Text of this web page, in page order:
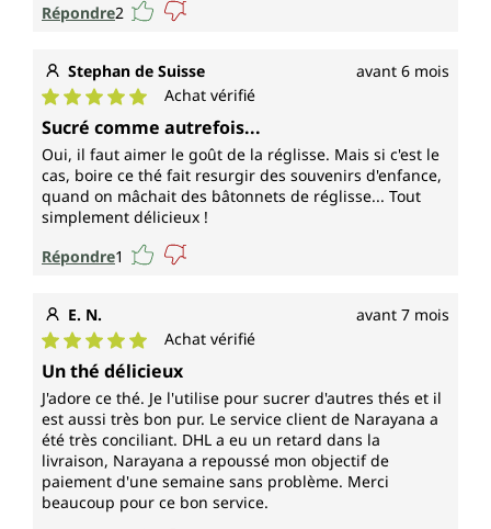
Répondre2
Stephan de Suisse avant 6 mois
Note moyenne de 5 sur 5 étoiles
Achat vérifié
Sucré comme autrefois...
Oui, il faut aimer le goût de la réglisse. Mais si c'est le
cas, boire ce thé fait resurgir des souvenirs d'enfance,
quand on mâchait des bâtonnets de réglisse... Tout
simplement délicieux !
Répondre1
E. N. avant 7 mois
Note moyenne de 5 sur 5 étoiles
Achat vérifié
Un thé délicieux
J'adore ce thé. Je l'utilise pour sucrer d'autres thés et il
est aussi très bon pur. Le service client de Narayana a
été très conciliant. DHL a eu un retard dans la
livraison, Narayana a repoussé mon objectif de
paiement d'une semaine sans problème. Merci
beaucoup pour ce bon service.